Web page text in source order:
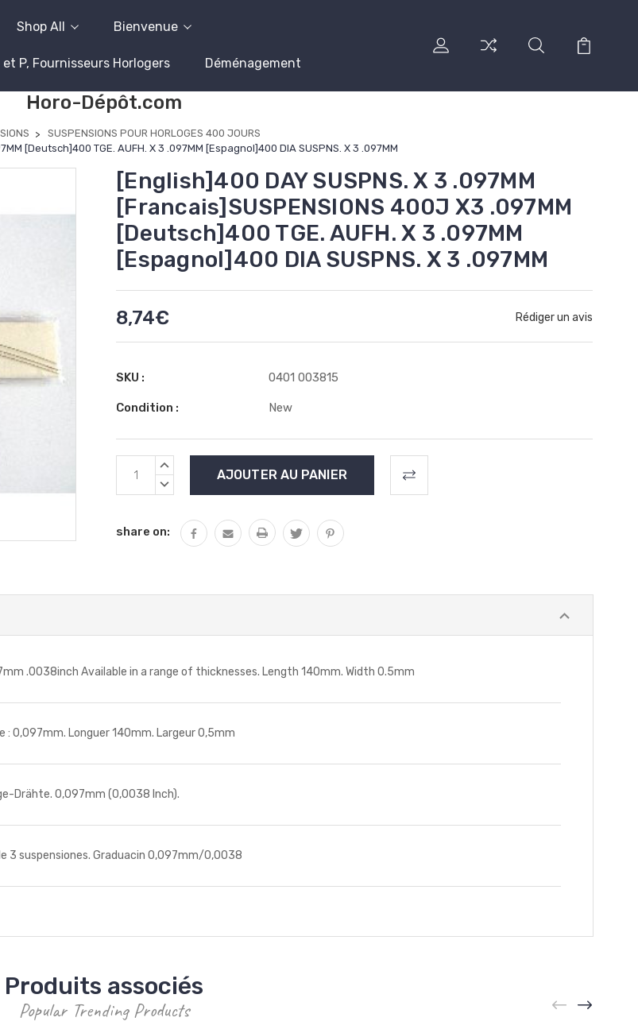
Shop All Bienvenue
P, Fournisseurs Horlogers Déménagement
Horo-Dépôt.com
SUSPENSIONS POUR HORLOGES 400 JOURS
[Deutsch]400 TGE. AUFH. X 3 .097MM [Espagnol]400 DIA SUSPNS. X 3 .097MM
[English]400 DAY SUSPNS. X 3 .097MM
[Francais]SUSPENSIONS 400J X3 .097MM
[Deutsch]400 TGE. AUFH. X 3 .097MM
[Espagnol]400 DIA SUSPNS. X 3 .097MM
8,74€ Rédiger un avis
SKU : 0401 003815
Condition : New
actuel
:
AUGMENTER
QUANTITÉ
DIMINUER
:
share on:
.0038inch Available in a range of thicknesses. Length 140mm. Width 0.5mm
: 0,097mm. Longuer 140mm. Largeur 0,5mm
Drähte. 0,097mm (0,0038 Inch).
3 suspensiones. Graduacin 0,097mm/0,0038
Produits associés
Popular Trending Products